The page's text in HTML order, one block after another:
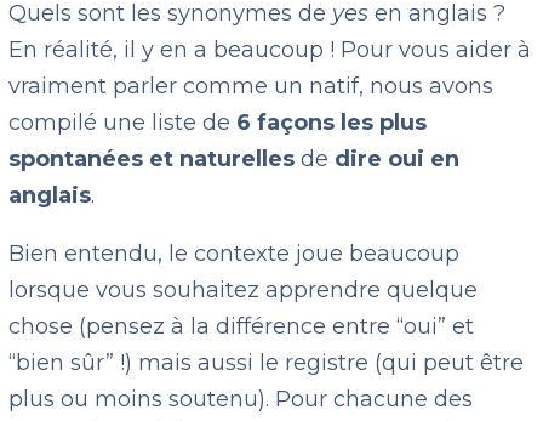
Quels sont les synonymes de yes en anglais ?
En réalité, il y en a beaucoup ! Pour vous aider à
vraiment parler comme un natif, nous avons
compilé une liste de 6 façons les plus
spontanées et naturelles de dire oui en
anglais.
Bien entendu, le contexte joue beaucoup
lorsque vous souhaitez apprendre quelque
chose (pensez à la différence entre “oui” et
“bien sûr” !) mais aussi le registre (qui peut être
plus ou moins soutenu). Pour chacune des